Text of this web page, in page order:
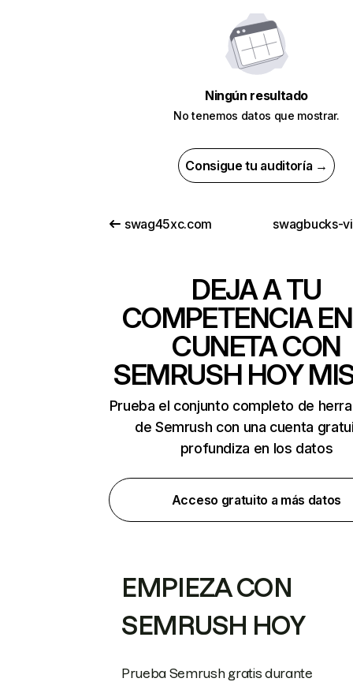
Ningún resultado
No tenemos datos que mostrar.
Consigue tu auditoría →
swag45xc.com swagbucks-
DEJA A TU
COMPETENCIA
CUNETA CON
SEMRUSH HOY
Prueba el conjunto completo de
de Semrush con una cuenta
profundiza en los datos
Acceso gratuito a más datos
EMPIEZA CON
SEMRUSH HOY
Prueba Semrush gratis durante